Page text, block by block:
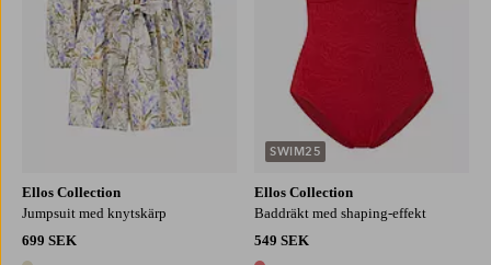
Ellos Collection
Jumpsuit med knytskärp
699 SEK
Ellos Collection
Baddräkt med shaping-effekt
549 SEK
SWIM25